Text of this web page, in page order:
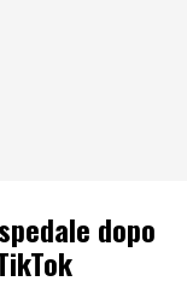
dopo